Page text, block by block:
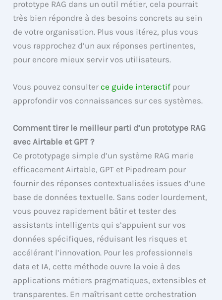
prototype RAG dans un outil métier, cela pourrait
très bien répondre à des besoins concrets au sein
de votre organisation. Plus vous itérez, plus vous
vous rapprochez d’un aux réponses pertinentes,
pour encore mieux servir vos utilisateurs.
Vous pouvez consulterce guide interactif pour
approfondir vos connaissances sur ces systèmes.
Comment tirer le meilleur parti d’un prototype RAG
avec Airtable et GPT ?
Ce prototypage simple d’un système RAG marie
efficacement Airtable, GPT et Pipedream pour
fournir des réponses contextualisées issues d’une
base de données textuelle. Sans coder lourdement,
vous pouvez rapidement bâtir et tester des
assistants intelligents qui s’appuient sur vos
données spécifiques, réduisant les risques et
accélérant l’innovation. Pour les professionnels
data et IA, cette méthode ouvre la voie à des
applications métiers pragmatiques, extensibles et
transparentes. En maîtrisant cette orchestration